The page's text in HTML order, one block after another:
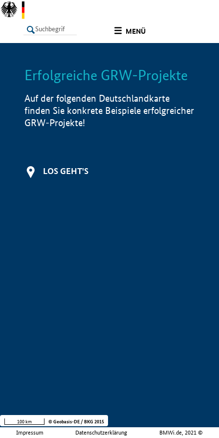
MENÜ
LISTE Info
Erfolgreiche GRW-Projekte
Auf der folgenden Deutschlandkarte
finden Sie konkrete Beispiele erfolgreicher
GRW-Projekte!
LOS GEHT'S
Impressum Datenschutzerklärung BMWi.de, 2021 ©
100 km © Geobasis-DE / BKG 2015